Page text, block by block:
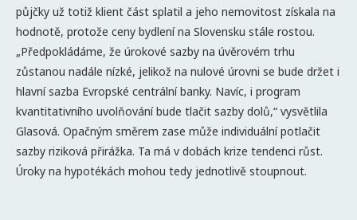
půjčky už totiž klient část splatil a jeho nemovitost získala na
hodnotě, protože ceny bydlení na Slovensku stále rostou.
„Předpokládáme, že úrokové sazby na úvěrovém trhu
zůstanou nadále nízké, jelikož na nulové úrovni se bude držet i
hlavní sazba Evropské centrální banky. Navíc, i program
kvantitativního uvolňování bude tlačit sazby dolů,“ vysvětlila
Glasová. Opačným směrem zase může individuální potlačit
sazby riziková přirážka. Ta má v dobách krize tendenci růst.
Úroky na hypotékách mohou tedy jednotlivě stoupnout.